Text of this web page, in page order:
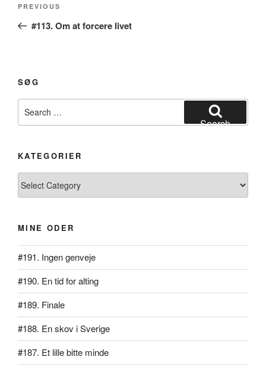
Previous
Post
PREVIOUS
#113. Om at forcere livet
SØG
for:
Search
KATEGORIER
MINE ODER
#191. Ingen genveje
#190. En tid for alting
#189. Finale
#188. En skov i Sverige
#187. Et lille bitte minde